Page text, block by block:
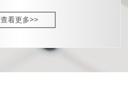
查看更多>>